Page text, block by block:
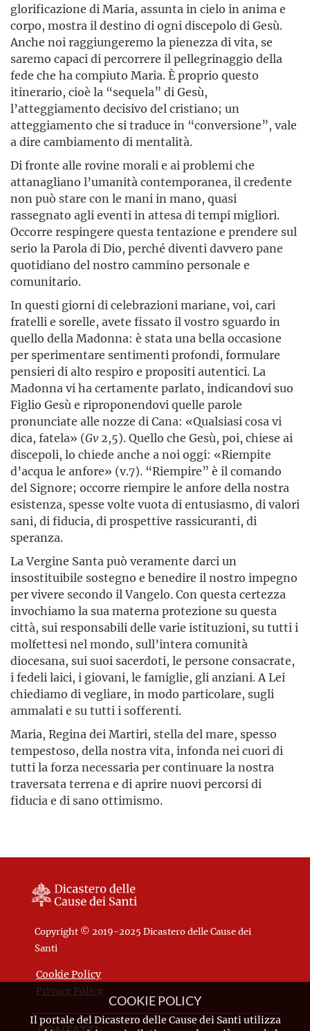
glorificazione di Maria, assunta in cielo in anima e
corpo, mostra il destino di ogni discepolo di Gesù.
Anche noi raggiungeremo la pienezza di vita, se
saremo capaci di percorrere il pellegrinaggio della
fede che ha compiuto Maria. È proprio questo
itinerario, cioè la “sequela” di Gesù,
l’atteggiamento decisivo del cristiano; un
atteggiamento che si traduce in “conversione”, vale
a dire cambiamento di mentalità.
Di fronte alle rovine morali e ai problemi che
attanagliano l’umanità contemporanea, il credente
non può stare con le mani in mano, quasi
rassegnato agli eventi in attesa di tempi migliori.
Occorre respingere questa tentazione e prendere sul
serio la Parola di Dio, perché diventi davvero pane
quotidiano del nostro cammino personale e
comunitario.
In questi giorni di celebrazioni mariane, voi, cari
fratelli e sorelle, avete fissato il vostro sguardo in
quello della Madonna: è stata una bella occasione
per sperimentare sentimenti profondi, formulare
pensieri di alto respiro e propositi autentici. La
Madonna vi ha certamente parlato, indicandovi suo
Figlio Gesù e riproponendovi quelle parole
pronunciate alle nozze di Cana: «Qualsiasi cosa vi
dica, fatela» (Gv 2,5). Quello che Gesù, poi, chiese ai
discepoli, lo chiede anche a noi oggi: «Riempite
d’acqua le anfore» (v.7). “Riempire” è il comando
del Signore; occorre riempire le anfore della nostra
esistenza, spesse volte vuota di entusiasmo, di valori
sani, di fiducia, di prospettive rassicuranti, di
speranza.
La Vergine Santa può veramente darci un
insostituibile sostegno e benedire il nostro impegno
per vivere secondo il Vangelo. Con questa certezza
invochiamo la sua materna protezione su questa
città, sui responsabili delle varie istituzioni, su tutti i
molfettesi nel mondo, sull’intera comunità
diocesana, sui suoi sacerdoti, le persone consacrate,
i fedeli laici, i giovani, le famiglie, gli anziani. A Lei
chiediamo di vegliare, in modo particolare, sugli
ammalati e su tutti i sofferenti.
Maria, Regina dei Martiri, stella del mare, spesso
tempestoso, della nostra vita, infonda nei cuori di
tutti la forza necessaria per continuare la nostra
traversata terrena e di aprire nuovi percorsi di
fiducia e di sano ottimismo.
Copyright © 2019-2025 Dicastero delle Cause dei
Santi
Cookie Policy
Privacy Policy
COOKIE POLICY
Il portale del Dicastero delle Cause dei Santi utilizza